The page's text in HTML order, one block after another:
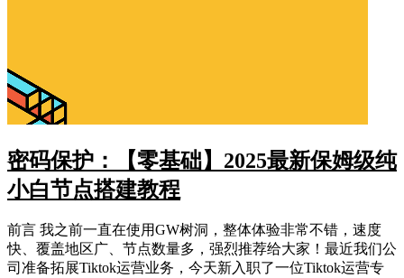
密码保护：【零基础】2025最新保姆级纯
小白节点搭建教程
前言 我之前一直在使用GW树洞，整体体验非常不错，速度
快、覆盖地区广、节点数量多，强烈推荐给大家！最近我们公
司准备拓展Tiktok运营业务，今天新入职了一位Tiktok运营专